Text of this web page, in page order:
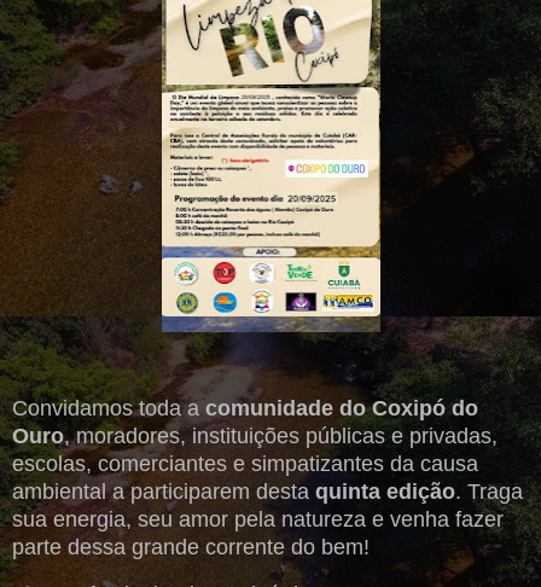
Convidamos toda acomunidade do Coxipó do
Ouro, moradores, instituições públicas e privadas,
escolas, comerciantes e simpatizantes da causa
ambiental a participarem desta quinta edição. Traga
sua energia, seu amor pela natureza e venha fazer
parte dessa grande corrente do bem!